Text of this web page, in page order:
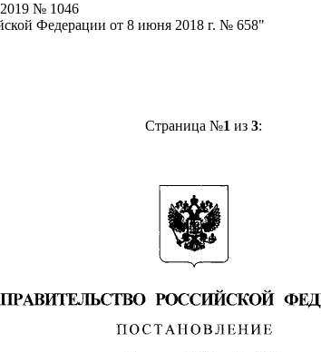
№ 1046
Федерации от 8 июня 2018 г. № 658"
Страница №1 из 3: